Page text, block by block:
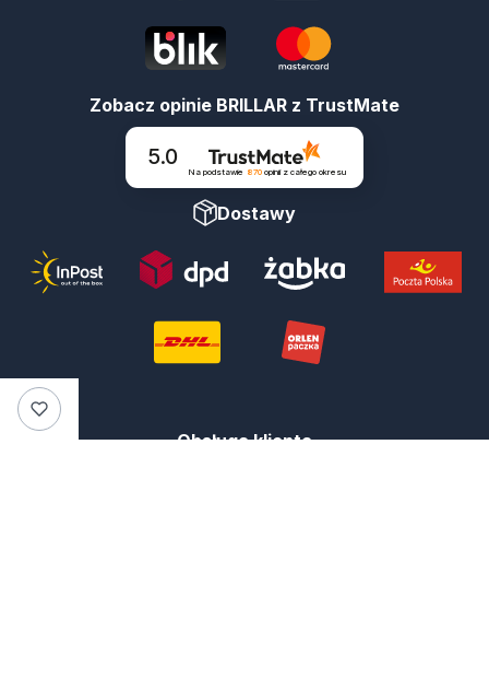
Zobacz opinie BRILLAR z TrustMate
5.0
Na podstawie 870 opinii z całego okresu
Dostawy
Obsługa klienta